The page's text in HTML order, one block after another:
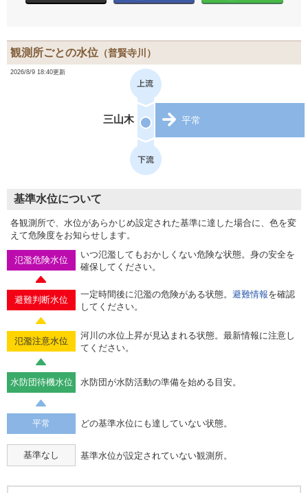
観測所ごとの水位 （普賢寺川）
2026/8/9 18:40更新
三山木 平常
基準水位について
各観測所で、水位があらかじめ設定された基準に達した場合に、色を変
えて危険度をお知らせします。
氾濫危険水位
いつ氾濫してもおかしくない危険な状態。身の安全を
確保してください。
避難判断水位
一定時間後に氾濫の危険がある状態。 避難情報を確認
してください。
氾濫注意水位
河川の水位上昇が見込まれる状態。最新情報に注意し
てください。
水防団待機水位 水防団が水防活動の準備を始める目安。
平常 どの基準水位にも達していない状態。
基準なし 基準水位が設定されていない観測所。